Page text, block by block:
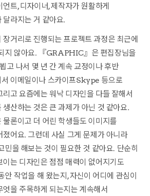
트, 디자이너, 제작자가 원활하게
달라지는 거 같아요.
거리로 진행되는 프로젝트 과정은 최근에
지 않아요. 『GRAPHIC』은 편집장님을
고 나서 몇 년 간 계속 교정이나 후반
이메일이나 스카이프Skype 등으로
리고 요즘에는 워낙 디자인을 다들 잘해서
생산하는 것은 큰 과제가 아닌 것 같아요.
물론이고 더 어린 학생들도 이미지를
졌어요. 그런데 사실 그게 문제가 아니라
민을 해보는 것이 필요한 것 같아요. 단순히
이는 디자인은 점점 매력이 없어지기도
안 작업을 해 왔는지, 자신이 어디에 관심이
엇을 주목하게 되는지는 계속해서